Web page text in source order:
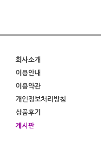
회사소개
이용안내
이용약관
개인정보처리방침
상품후기
게시판